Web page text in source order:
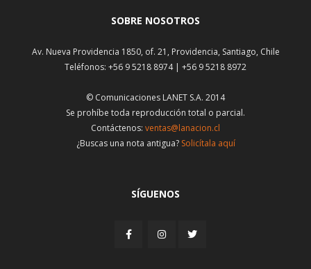
SOBRE NOSOTROS
Av. Nueva Providencia 1850, of. 21, Providencia, Santiago, Chile
Teléfonos: +56 9 5218 8974 | +56 9 5218 8972
© Comunicaciones LANET S.A. 2014
Se prohíbe toda reproducción total o parcial.
Contáctenos: ventas@lanacion.cl
¿Buscas una nota antigua? Solicítala aquí
SÍGUENOS